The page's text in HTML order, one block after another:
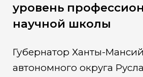
уровень
научной школы
Губернатор Ханты-
автономного округа